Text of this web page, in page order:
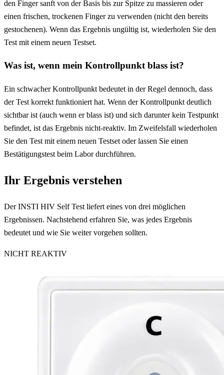
den Finger sanft von der Basis bis zur Spitze zu massieren oder
einen frischen, trockenen Finger zu verwenden (nicht den bereits
gestochenen). Wenn das Ergebnis ungültig ist, wiederholen Sie den
Test mit einem neuen Testset.
Was ist, wenn mein Kontrollpunkt blass ist?
Ein schwacher Kontrollpunkt bedeutet in der Regel dennoch, dass
der Test korrekt funktioniert hat. Wenn der Kontrollpunkt deutlich
sichtbar ist (auch wenn er blass ist) und sich darunter kein Testpunkt
befindet, ist das Ergebnis nicht-reaktiv. Im Zweifelsfall wiederholen
Sie den Test mit einem neuen Testset oder lassen Sie einen
Bestätigungstest beim Labor durchführen.
Ihr Ergebnis verstehen
Der INSTI HIV Self Test liefert eines von drei möglichen
Ergebnissen. Nachstehend erfahren Sie, was jedes Ergebnis
bedeutet und wie Sie weiter vorgehen sollten.
NICHT REAKTIV